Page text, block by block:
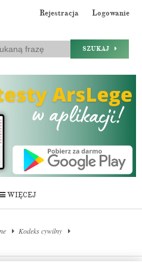
Rejestracja Logowanie
SZUKAJ
WIĘCEJ
Kodeks cywilny